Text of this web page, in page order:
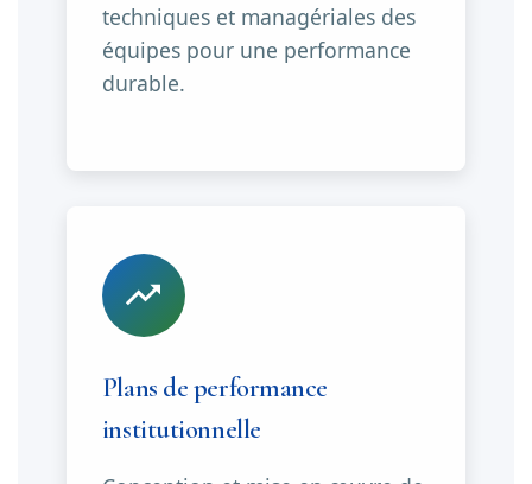
techniques et managériales des
équipes pour une performance
durable.
Plans de performance
institutionnelle